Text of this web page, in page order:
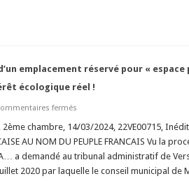
sens
la
du
annexé
à
R.
122-
2
emplacement réservé pour «
écologique réel !
ferméssur
:
création
d’un
emplacement
réservé
2ème chambre, 14/03/2024, 22VE00715,
AU NOM DU PEUPLE FRANCAIS Vu la
a demandé au tribunal administratif de
2020 par laquelle le conseil municipal